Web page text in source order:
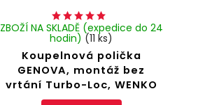
Koupelnová polička
GENOVA, montáž bez
vrtání Turbo-Loc, WENKO
ZBOŽÍ NA SKLADĚ (expedice do 24
hodin) (11 ks)